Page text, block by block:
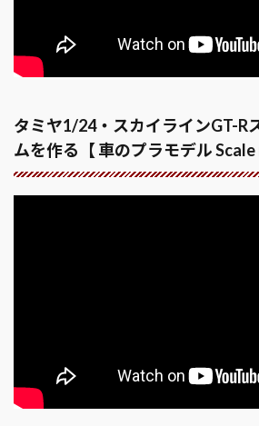
タミヤ1/24・スカイラインGT-R
ムを作る【 車のプラモデル Scale